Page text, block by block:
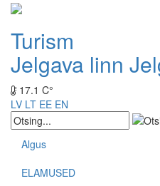
Turism
Jelgava linn
17.1 C°
LV LT EE EN
Algus
ELAMUSED